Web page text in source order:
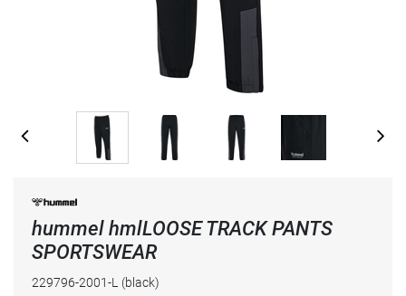
hummel hmlLOOSE TRACK PANTS
SPORTSWEAR
229796-2001-L (black)